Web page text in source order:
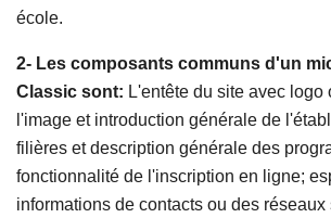
école.
2- Les composants communs d'un
Classic sont: L'entête du site avec logo
l'image et introduction générale de
filières et description générale des
fonctionnalité de l'inscription en ligne;
informations de contacts ou des